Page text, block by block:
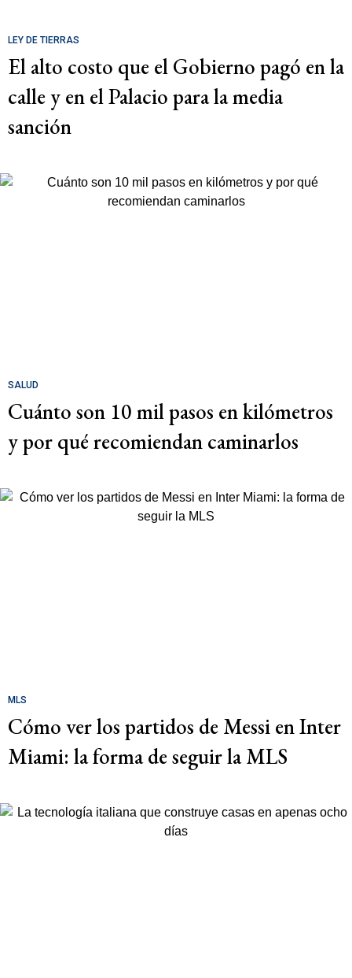
LEY DE TIERRAS
El alto costo que el Gobierno pagó en la
calle y en el Palacio para la media
sanción
SALUD
Cuánto son 10 mil pasos en kilómetros
y por qué recomiendan caminarlos
MLS
Cómo ver los partidos de Messi en Inter
Miami: la forma de seguir la MLS